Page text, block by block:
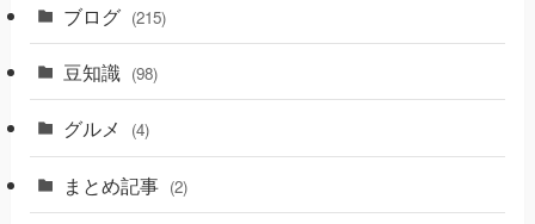
ブログ (215)
豆知識 (98)
グルメ (4)
まとめ記事 (2)